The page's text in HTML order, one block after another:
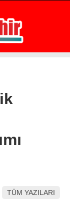
°
TÜM YAZILARI